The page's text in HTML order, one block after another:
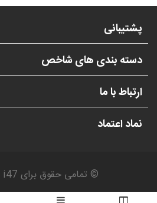
پشتیبانی
دسته بندی های شاخص
ارتباط با ما
نماد اعتماد
© تمامی حقوق برای i47 محفوظ است